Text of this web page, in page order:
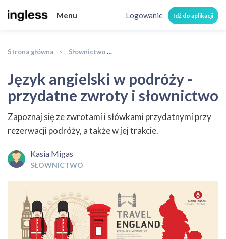
Menu Logowanie Idź do aplikacji
Strona główna Słownictwo
Język angielski w podróży -
przydatne zwroty i słownictwo
Zapoznaj się ze zwrotami i słówkami przydatnymi przy
rezerwacji podróży, a także w jej trakcie.
Kasia Migas
SŁOWNICTWO